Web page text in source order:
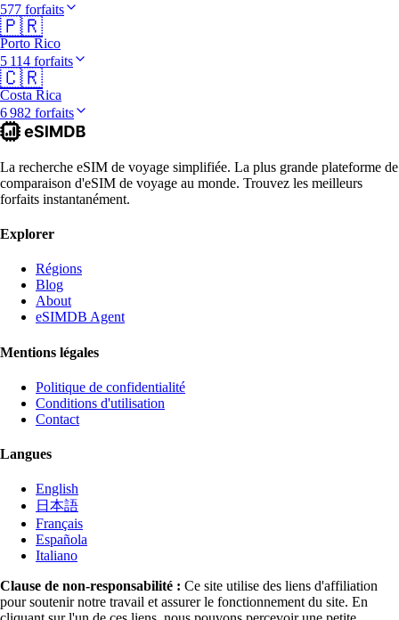
577 forfaits
🇵🇷
Porto Rico
5 114 forfaits
🇨🇷
Costa Rica
6 982 forfaits
La recherche eSIM de voyage simplifiée. La plus grande plateforme de
comparaison d'eSIM de voyage au monde. Trouvez les meilleurs
forfaits instantanément.
Explorer
Régions
Blog
About
eSIMDB Agent
Mentions légales
Politique de confidentialité
Conditions d'utilisation
Contact
Langues
English
日本語
Français
Española
Italiano
Clause de non-responsabilité : Ce site utilise des liens d'affiliation
pour soutenir notre travail et assurer le fonctionnement du site. En